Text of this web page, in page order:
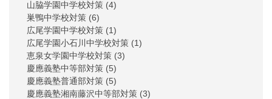
山脇学園中学校対策 (4)
巣鴨中学校対策 (6)
広尾学園中学校対策 (1)
広尾学園小石川中学校対策 (1)
恵泉女学園中学校対策 (3)
慶應義塾中等部対策 (5)
慶應義塾普通部対策 (5)
慶應義塾湘南藤沢中等部対策 (3)